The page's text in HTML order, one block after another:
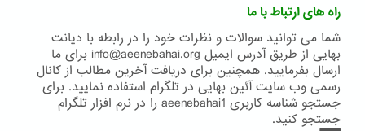
راه های ارتباط با ما
شما می توانید سوالات و نظرات خود را در رابطه با دیانت
بهایی از طریق آدرس ایمیل info@aeenebahai.org برای ما
ارسال بفرمایید. همچنین برای دریافت آخرین مطالب از کانال
رسمی وب سایت آئین بهایی در تلگرام استفاده نمایید. برای
جستجو شناسه کاربری aeenebahai1 را در نرم افزار تلگرام
جستجو کنید.